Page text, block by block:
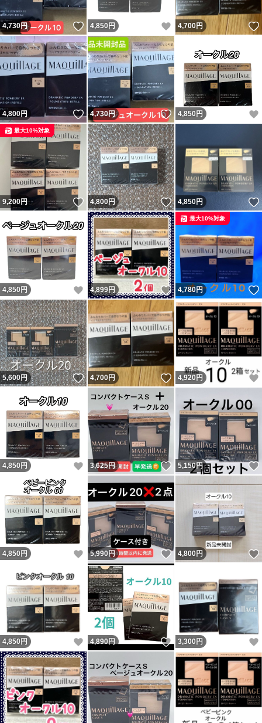
4,730円 いいね！
4,850 円 いいね！
4,700円
4,800円 いいね！
4,730円 いいね！
4,850 円
9,200円 いいね！
最大10%対象
4,800円 いいね！
4,850円
4,850 円 いいね！
4,899円 いいね！
4,780円
最大10%対象
5,600円 いいね！
4,700円 いいね！
4,920 円
4,850 円 いいね！
3,625円 いいね！
5,150円
4,850 円 いいね！
5,990円 いいね！
4,800円
4,850 円 いいね！
4,890 円 いいね！
3,300 円